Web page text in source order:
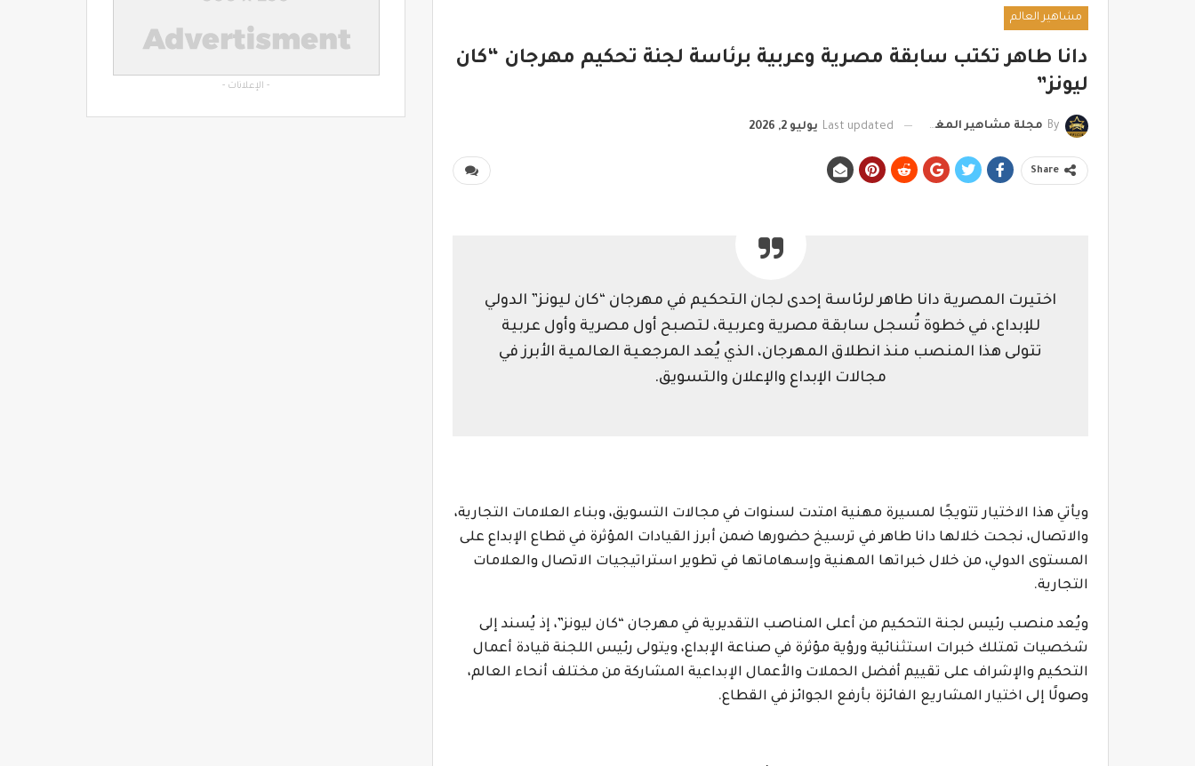
مشاهير العالم
دانا طاهر تكتب سابقة مصرية وعربية برئاسة لجنة تحكيم مهرجان “كان
ليونز”
By مجلة مشاهير المغرب Last updated يوليو 2, 2026
Share
اختيرت المصرية دانا طاهر لرئاسة إحدى لجان التحكيم في مهرجان “كان ليونز” الدولي
للإبداع، في خطوة تُسجل سابقة مصرية وعربية، لتصبح أول مصرية وأول عربية
تتولى هذا المنصب منذ انطلاق المهرجان، الذي يُعد المرجعية العالمية الأبرز في
مجالات الإبداع والإعلان والتسويق.
ويأتي هذا الاختيار تتويجًا لمسيرة مهنية امتدت لسنوات في مجالات التسويق، وبناء العلامات التجارية،
والاتصال، نجحت خلالها دانا طاهر في ترسيخ حضورها ضمن أبرز القيادات المؤثرة في قطاع الإبداع على
المستوى الدولي، من خلال خبراتها المهنية وإسهاماتها في تطوير استراتيجيات الاتصال والعلامات
التجارية.
ويُعد منصب رئيس لجنة التحكيم من أعلى المناصب التقديرية في مهرجان “كان ليونز”، إذ يُسند إلى
شخصيات تمتلك خبرات استثنائية ورؤية مؤثرة في صناعة الإبداع، ويتولى رئيس اللجنة قيادة أعمال
التحكيم والإشراف على تقييم أفضل الحملات والأعمال الإبداعية المشاركة من مختلف أنحاء العالم،
وصولًا إلى اختيار المشاريع الفائزة بأرفع الجوائز في القطاع.
- الإعلانات -